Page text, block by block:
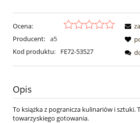
Ocena:
Producent: a5
Kod produktu:
FE72-53527
Opis
To książka z pogranicza kulinariów i sztuki.
towarzyskiego gotowania.